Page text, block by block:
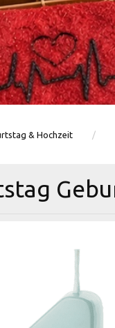
& Hochzeit